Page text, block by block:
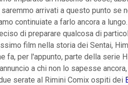
arrivati a questo punto se
continuiate a farlo ancora a
di preparare qualcosa di
film nella storia dei Sentai,
fa, per l'appunto, parte della serie
a chi non lo sapesse
serate al Rimini Comix ospiti dei